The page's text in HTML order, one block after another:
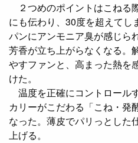
２つめのポイントはこねる
にも伝わり、30度を超えてし
パンにアンモニア臭が感じら
芳香が立ち上がらなくなる。
やすファンと、高まった熱を
けた。
温度を正確にコントロール
カリーがこだわる「こね・発
なった。薄皮でパリっとした
上げる。